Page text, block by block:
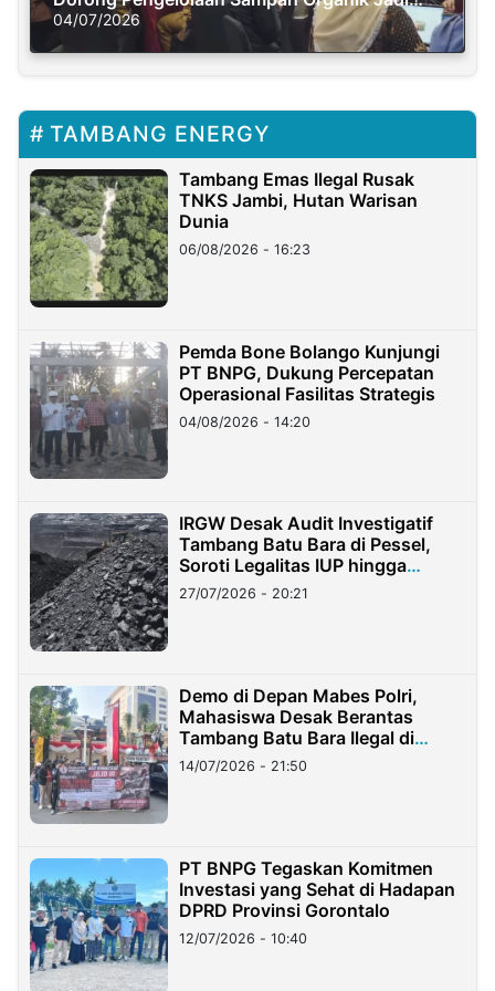
Solusi Krisis Iklim
04/07/2026
TAMBANG ENERGY
Tambang Emas Ilegal Rusak
TNKS Jambi, Hutan Warisan
Dunia
06/08/2026 - 16:23
Pemda Bone Bolango Kunjungi
PT BNPG, Dukung Percepatan
Operasional Fasilitas Strategis
04/08/2026 - 14:20
IRGW Desak Audit Investigatif
Tambang Batu Bara di Pessel,
Soroti Legalitas IUP hingga
Stockpile
27/07/2026 - 20:21
Demo di Depan Mabes Polri,
Mahasiswa Desak Berantas
Tambang Batu Bara Ilegal di
Lampung
14/07/2026 - 21:50
PT BNPG Tegaskan Komitmen
Investasi yang Sehat di Hadapan
DPRD Provinsi Gorontalo
12/07/2026 - 10:40